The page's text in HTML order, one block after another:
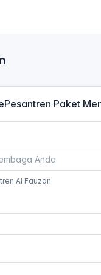
Paket
Al Fauzan